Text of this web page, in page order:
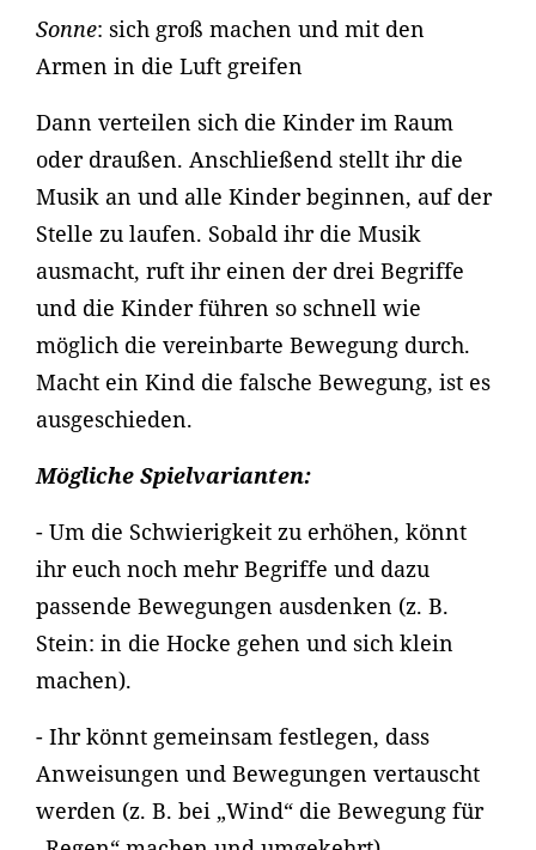
Sonne: sich groß machen und mit den
Armen in die Luft greifen
Dann verteilen sich die Kinder im Raum
oder draußen. Anschließend stellt ihr die
Musik an und alle Kinder beginnen, auf der
Stelle zu laufen. Sobald ihr die Musik
ausmacht, ruft ihr einen der drei Begriffe
und die Kinder führen so schnell wie
möglich die vereinbarte Bewegung durch.
Macht ein Kind die falsche Bewegung, ist es
ausgeschieden.
Mögliche Spielvarianten:
- Um die Schwierigkeit zu erhöhen, könnt
ihr euch noch mehr Begriffe und dazu
passende Bewegungen ausdenken (z. B.
Stein: in die Hocke gehen und sich klein
machen).
- Ihr könnt gemeinsam festlegen, dass
Anweisungen und Bewegungen vertauscht
werden (z. B. bei „Wind“ die Bewegung für